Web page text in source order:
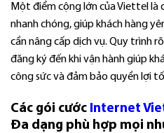
Một điểm cộng lớn của Viettel là
nhanh chóng, giúp khách hàng
cần nâng cấp dịch vụ. Quy trình
đăng ký đến khi vận hành giúp
công sức và đảm bảo quyền lợi
Các gói cước Internet
Đa dạng phù hợp mọi